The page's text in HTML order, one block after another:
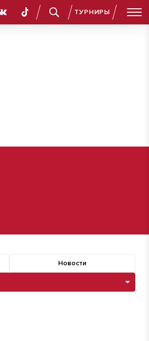
ТУРНИРЫ
Новости